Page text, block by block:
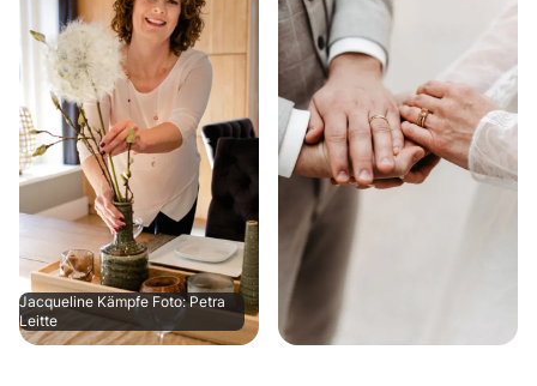
Jacqueline Kämpfe Foto: Petra
Leitte